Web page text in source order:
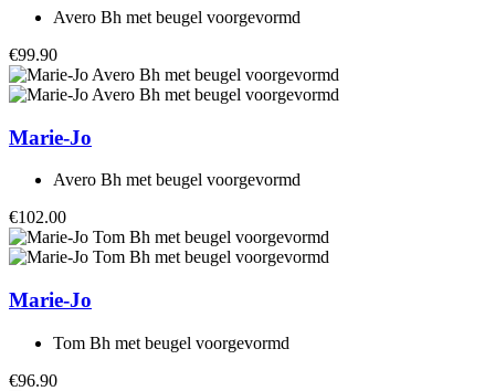
Avero Bh met beugel voorgevormd
€99.90
Marie-Jo
Avero Bh met beugel voorgevormd
€102.00
Marie-Jo
Tom Bh met beugel voorgevormd
€96.90